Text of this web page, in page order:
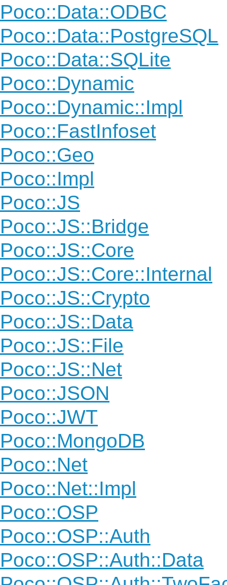
Poco::Data::ODBC
Poco::Data::PostgreSQL
Poco::Data::SQLite
Poco::Dynamic
Poco::Dynamic::Impl
Poco::FastInfoset
Poco::Geo
Poco::Impl
Poco::JS
Poco::JS::Bridge
Poco::JS::Core
Poco::JS::Core::Internal
Poco::JS::Crypto
Poco::JS::Data
Poco::JS::File
Poco::JS::Net
Poco::JSON
Poco::JWT
Poco::MongoDB
Poco::Net
Poco::Net::Impl
Poco::OSP
Poco::OSP::Auth
Poco::OSP::Auth::Data